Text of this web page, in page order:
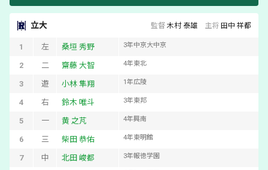
立大 監督 木村 泰雄 主将 田中 祥都
1 左 桑垣 秀野 3年中京大中京
2 二 齋藤 大智 4年東北
3 遊 小林 隼翔 1 年広陵
4 右 鈴木 唯斗 3年東邦
5 一 黄 之芃 4年興南
6 三 柴田 恭佑 4年東明館
7 中 北田 峻都 3年報徳学園